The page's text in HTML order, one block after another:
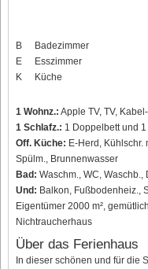
B
Badezimmer
E
Esszimmer
K
Küche
1 Wohnz.: Apple TV, TV,
1 Schlafz.: 1 Doppelbett und
Off. Küche: E-Herd, Kühlschr.
Spülm., Brunnenwasser
Bad: Waschm., WC, Waschb.,
Und: Balkon, Fußbodenheiz.,
Eigentümer 2000 m²,
Nichtraucherhaus
Über das Ferienhaus
In dieser schönen und für die